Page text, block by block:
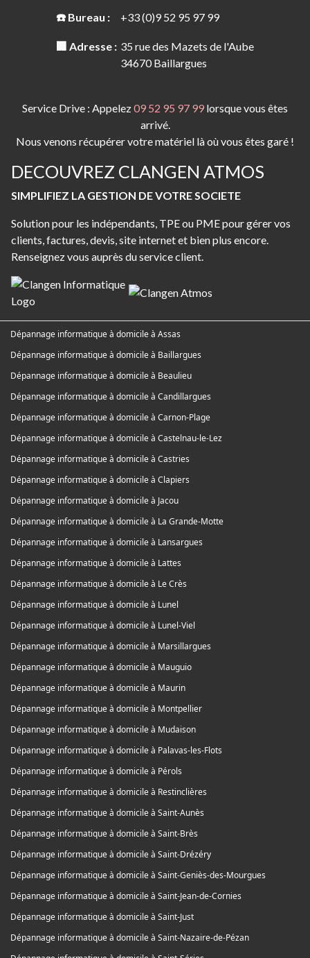
☎️ Bureau : +33 (0)9 52 95 97 99
🏢 Adresse : 35 rue des Mazets de l'Aube
34670 Baillargues
Service Drive : Appelez09 52 95 97 99 lorsque vous êtes
arrivé.
Nous venons récupérer votre matériel là où vous êtes garé !
DECOUVREZ CLANGEN ATMOS
SIMPLIFIEZ LA GESTION DE VOTRE SOCIETE
Solution pour les indépendants, TPE ou PME pour gérer vos
clients, factures, devis, site internet et bien plus encore.
Renseignez vous auprès du service client.
Dépannage informatique à domicile à Assas
Dépannage informatique à domicile à Baillargues
Dépannage informatique à domicile à Beaulieu
Dépannage informatique à domicile à Candillargues
Dépannage informatique à domicile à Carnon-Plage
Dépannage informatique à domicile à Castelnau-le-Lez
Dépannage informatique à domicile à Castries
Dépannage informatique à domicile à Clapiers
Dépannage informatique à domicile à Jacou
Dépannage informatique à domicile à La Grande-Motte
Dépannage informatique à domicile à Lansargues
Dépannage informatique à domicile à Lattes
Dépannage informatique à domicile à Le Crès
Dépannage informatique à domicile à Lunel
Dépannage informatique à domicile à Lunel-Viel
Dépannage informatique à domicile à Marsillargues
Dépannage informatique à domicile à Mauguio
Dépannage informatique à domicile à Maurin
Dépannage informatique à domicile à Montpellier
Dépannage informatique à domicile à Mudaison
Dépannage informatique à domicile à Palavas-les-Flots
Dépannage informatique à domicile à Pérols
Dépannage informatique à domicile à Restinclières
Dépannage informatique à domicile à Saint-Aunès
Dépannage informatique à domicile à Saint-Brès
Dépannage informatique à domicile à Saint-Drézéry
Dépannage informatique à domicile à Saint-Geniès-des-Mourgues
Dépannage informatique à domicile à Saint-Jean-de-Cornies
Dépannage informatique à domicile à Saint-Just
Dépannage informatique à domicile à Saint-Nazaire-de-Pézan